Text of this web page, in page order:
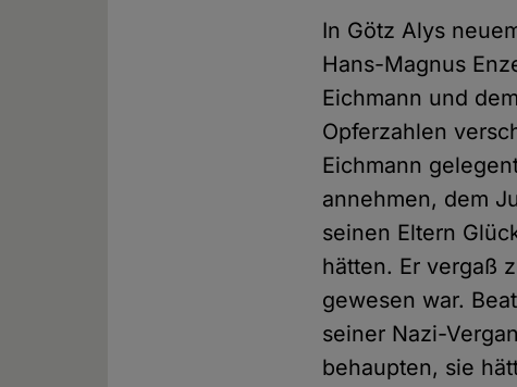
In Götz Alys
Hans-Magnus
Eichmann und
Opferzahlen
Eichmann
annehmen, dem
seinen Eltern
hätten. Er vergaß
gewesen war.
seiner Nazi-
behaupten, sie